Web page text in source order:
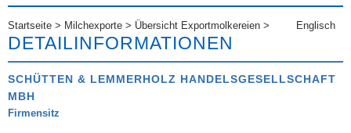
Startseite > Milchexporte > Übersicht Exportmolkereien > Englisch
DETAILINFORMATIONEN
SCHÜTTEN & LEMMERHOLZ HANDELSGESELLSCHAFT
MBH
Firmensitz